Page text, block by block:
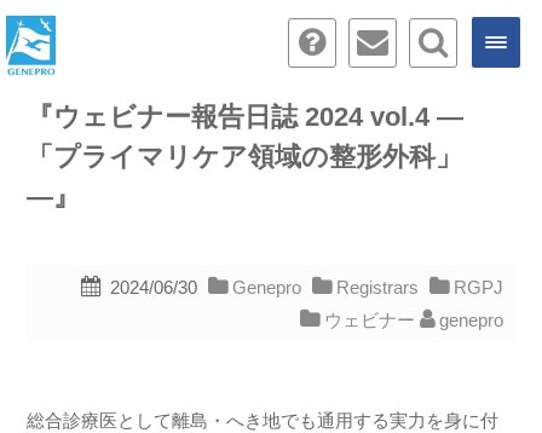
『ウェビナー報告日誌 2024 vol.4 ―
「プライマリケア領域の整形外科」
―』
2024/06/30 Genepro Registrars
RGPJ
ウェビナー
genepro
総合診療医として離島・へき地でも通用する実力を身に付